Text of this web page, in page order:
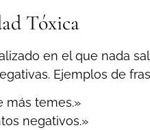
Tóxica
en el que nada
Ejemplos de
más temes.»
negativos.»